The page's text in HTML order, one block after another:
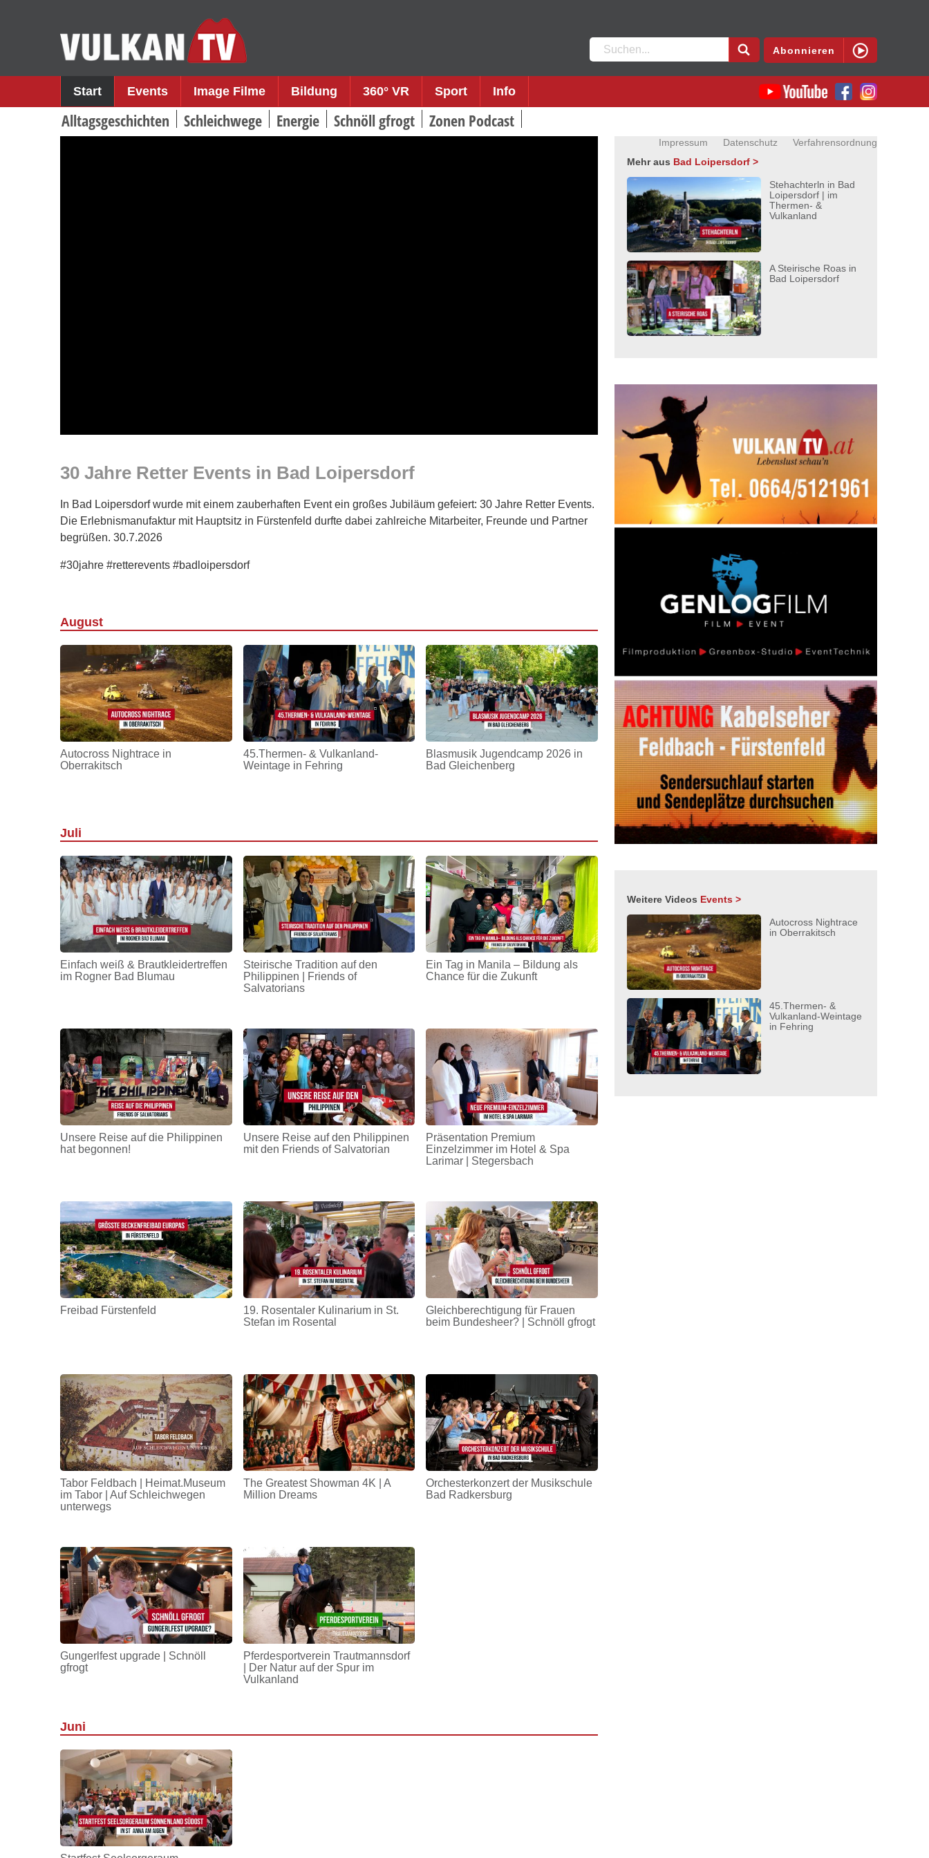
Suchen
nach:
Abonnieren
Start Events Image Filme Bildung 360° VR Sport Info
Alltagsgeschichten Schleichwege Energie Schnöll gfrogt Zonen Podcast
30 Jahre Retter Events in Bad Loipersdorf
In Bad Loipersdorf wurde mit einem zauberhaften Event ein großes Jubiläum gefeiert: 30 Jahre Retter Events.
Die Erlebnismanufaktur mit Hauptsitz in Fürstenfeld durfte dabei zahlreiche Mitarbeiter, Freunde und Partner
begrüßen. 30.7.2026
#30jahre #retterevents #badloipersdorf
August
Autocross Nightrace in
Oberrakitsch
45.Thermen- & Vulkanland-
Weintage in Fehring
Blasmusik Jugendcamp 2026 in
Bad Gleichenberg
Juli
Einfach weiß & Brautkleidertreffen
im Rogner Bad Blumau
Steirische Tradition auf den
Philippinen | Friends of
Salvatorians
Ein Tag in Manila – Bildung als
Chance für die Zukunft
Unsere Reise auf die Philippinen
hat begonnen!
Unsere Reise auf den Philippinen
mit den Friends of Salvatorian
Präsentation Premium
Einzelzimmer im Hotel & Spa
Larimar | Stegersbach
Freibad Fürstenfeld
19. Rosentaler Kulinarium in St.
Stefan im Rosental
Gleichberechtigung für Frauen
beim Bundesheer? | Schnöll gfrogt
Tabor Feldbach | Heimat.Museum
im Tabor | Auf Schleichwegen
unterwegs
The Greatest Showman 4K | A
Million Dreams
Orchesterkonzert der Musikschule
Bad Radkersburg
Gungerlfest upgrade | Schnöll
gfrogt
Pferdesportverein Trautmannsdorf
| Der Natur auf der Spur im
Vulkanland
Juni
Impressum Datenschutz
Verfahrensordnung
Mehr aus Bad Loipersdorf >
Stehachterln in Bad
Loipersdorf | im
Thermen- &
Vulkanland
A Steirische Roas in
Bad Loipersdorf
Weitere Videos Events >
Autocross Nightrace
in Oberrakitsch
45.Thermen- &
Vulkanland-Weintage
in Fehring